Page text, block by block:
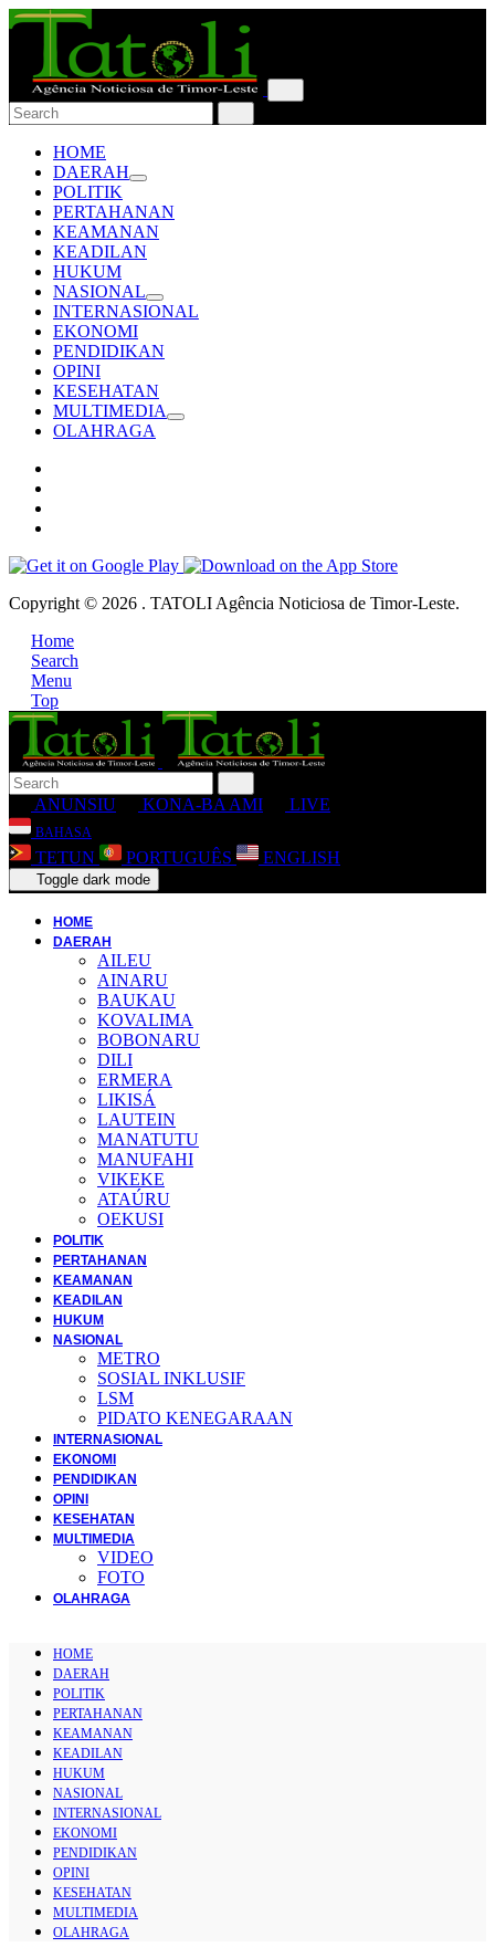
HOME
DAERAH
POLITIK
PERTAHANAN
KEAMANAN
KEADILAN
HUKUM
NASIONAL
INTERNASIONAL
EKONOMI
PENDIDIKAN
OPINI
KESEHATAN
MULTIMEDIA
OLAHRAGA
Copyright © 2026 . TATOLI Agência Noticiosa de Timor-Leste.
Home
Search
Menu
Top
ANUNSIU KONA-BA AMI LIVE
BAHASA
TETUN PORTUGUÊS ENGLISH
Toggle dark mode
HOME
DAERAH
AILEU
AINARU
BAUKAU
KOVALIMA
BOBONARU
DILI
ERMERA
LIKISÁ
LAUTEIN
MANATUTU
MANUFAHI
VIKEKE
ATAÚRU
OEKUSI
POLITIK
PERTAHANAN
KEAMANAN
KEADILAN
HUKUM
NASIONAL
METRO
SOSIAL INKLUSIF
LSM
PIDATO KENEGARAAN
INTERNASIONAL
EKONOMI
PENDIDIKAN
OPINI
KESEHATAN
MULTIMEDIA
VIDEO
FOTO
OLAHRAGA
HOME
DAERAH
POLITIK
PERTAHANAN
KEAMANAN
KEADILAN
HUKUM
NASIONAL
INTERNASIONAL
EKONOMI
PENDIDIKAN
OPINI
KESEHATAN
MULTIMEDIA
OLAHRAGA